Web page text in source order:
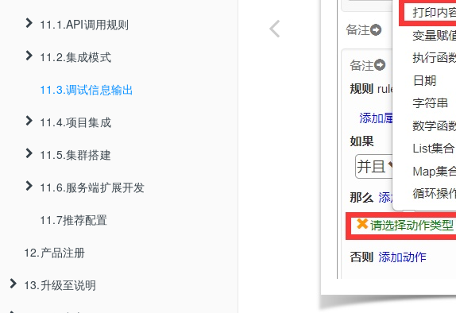
3.9.数据源配置
3.10.项目规则管理
3.10.1.项目成员添加和删除
3.10.2.项目角色配置
3.10.3.项目权限管理
3.10.4.项目设置
3.10.5.知识包管理
3.10.5.1.知识包添加
3.10.5.2.知识包测试
3.10.6.知识包审批
3.10.7.数据批处理
5.7.对科学计算的支持
5.8.对预定义值的支持
9.3.知识包节点
9.4.动作节点
9.5.向导式动作节点
9.6.决策节点
9.7.分支节点
9.8.聚合节点
9.9.异常捕获节点
10.2.日期
10.3.字符串
10.4.数学函数
10.5.List
10.6.Map
10.7.对象
10.8.调用
10.9.IF_ERROR
10.10.自定义内置动作
11.1.API调用规则
11.1.1.单次调用规则
11.1.2.GeneralEntity
11.1.3.批量调用规则
11.1.4.其它API
11.2.集成模式
11.2.1.嵌入模式
11.2.2.客户端服务器模式
11.2.3.Rest服务模式
11.2.4.本地运行模式
11.3.调试信息输出
11.4.项目集成
11.4.1.登录集成
11.4.2.导入系统用户
11.4.3.单点登录
11.4.4.自定义异常提示信息
11.5.集群搭建
11.5.1.服务端集群搭建
11.6.服务端扩展开发
11.6.1.知识包监听自定义实现
11.6.2.动作库扩展开发
11.7推荐配置
12.产品注册
13.升级至说明